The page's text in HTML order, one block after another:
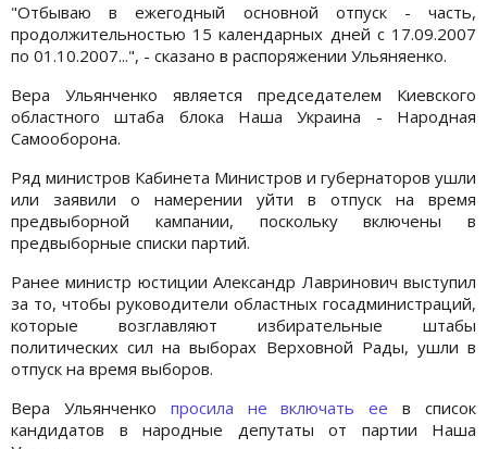
"Отбываю в ежегодный основной отпуск - часть,
продолжительностью 15 календарных дней с 17.09.2007
по 01.10.2007...", - сказано в распоряжении Ульяняенко.
Вера Ульянченко является председателем Киевского
областного штаба блока Наша Украина - Народная
Самооборона.
Ряд министров Кабинета Министров и губернаторов ушли
или заявили о намерении уйти в отпуск на время
предвыборной кампании, поскольку включены в
предвыборные списки партий.
Ранее министр юстиции Александр Лавринович выступил
за то, чтобы руководители областных госадминистраций,
которые возглавляют избирательные штабы
политических сил на выборах Верховной Рады, ушли в
отпуск на время выборов.
Вера Ульянченко просила не включать ее в список
кандидатов в народные депутаты от партии Наша